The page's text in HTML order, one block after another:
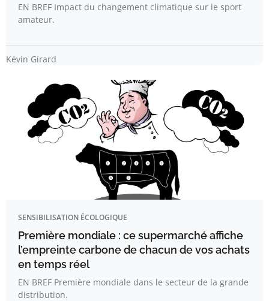
EN BREF Impact du changement climatique sur le sport
amateur.
Kévin Girard
SENSIBILISATION ÉCOLOGIQUE
Première mondiale : ce supermarché affiche
l’empreinte carbone de chacun de vos achats
en temps réel
EN BREF Première mondiale dans le secteur de la grande
distribution.